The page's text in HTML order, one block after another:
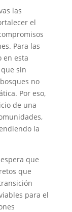
las
el
Para las
en esta
sin
no
Por eso,
de una
la
que
que
para el